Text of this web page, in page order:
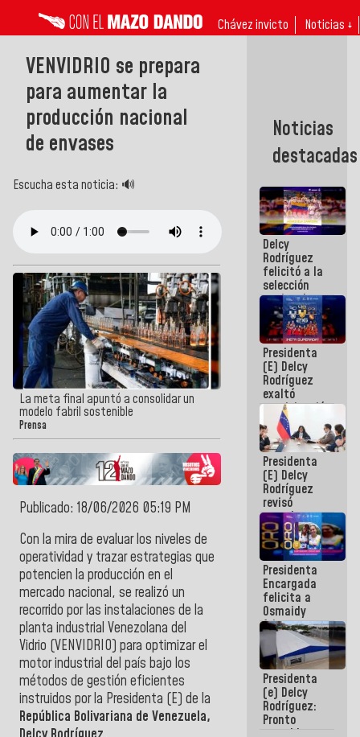
Chávez invicto Noticias ↓
VENVIDRIO se prepara
para aumentar la
producción nacional
de envases
Escucha esta noticia: 🔊
La meta final apuntó a consolidar un
modelo fabril sostenible
Prensa
Publicado: 18/06/2026 05:19 PM
Con la mira de evaluar los niveles de
operatividad y trazar estrategias que
potencien la producción en el
mercado nacional, se realizó un
recorrido por las instalaciones de la
planta industrial Venezolana del
Vidrio (VENVIDRIO) para optimizar el
motor industrial del país bajo los
métodos de gestión eficientes
instruidos por la Presidenta (E) de la
República Bolivariana de Venezuela,
Noticias
destacadas
Delcy
Rodríguez
felicitó a la
selección
nacional
masculina
de voleibol
campeona
de la Copa
Panamericana
Sub-17
Presidenta
(E) Delcy
Rodríguez
exaltó
participación
de
Venezuela
en Juegos
Centroamericanos
y del Caribe
2026
Presidenta
(E) Delcy
Rodríguez
revisó
agenda
económica y
ejecución de
fondos de
emergencia
post-sismos
Presidenta
Encargada
felicita a
Osmaidy
Arias y
Giraly
Marcano por
hacer
historia en
los
Centroamericanos
Presidenta
(e) Delcy
Rodríguez:
Pronto